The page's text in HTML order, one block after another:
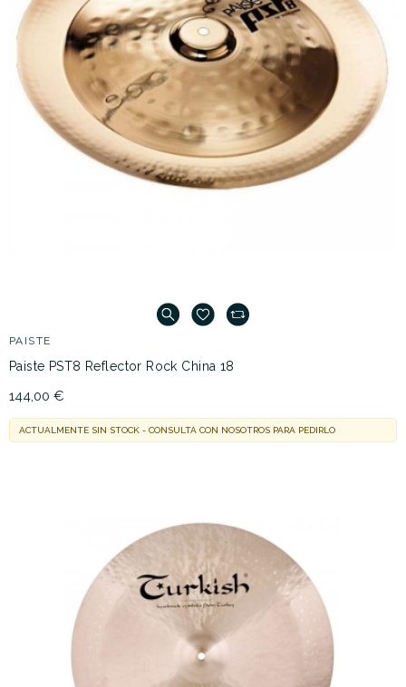
PAISTE
Paiste PST8 Reflector Rock China 18
144,00 €
ACTUALMENTE SIN STOCK - CONSULTA CON NOSOTROS PARA PEDIRLO